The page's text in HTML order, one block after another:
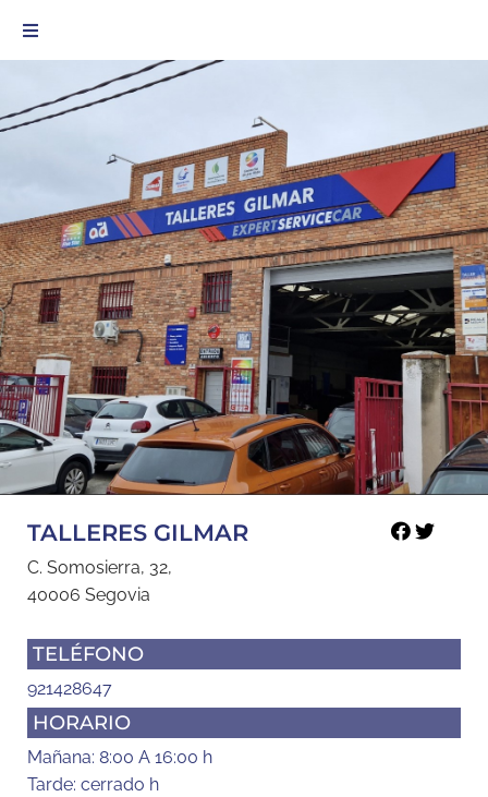
TALLERES GILMAR
C. Somosierra, 32,
40006 Segovia
TELÉFONO
921428647
HORARIO
Mañana: 8:00 A 16:00 h
Tarde: cerrado h